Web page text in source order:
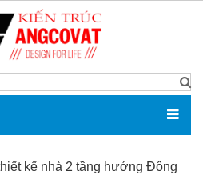
kế nhà 2 tầng hướng Đông